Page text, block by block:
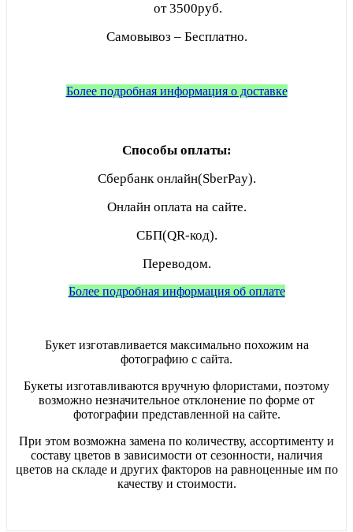
от 3500руб.
Самовывоз – Бесплатно.
Более подробная информация о доставке
Способы оплаты:
Сбербанк онлайн(SberPay).
Онлайн оплата на сайте.
СБП(QR-код).
Переводом.
Более подробная информация об оплате
Букет изготавливается максимально похожим на
фотографию с сайта.
Букеты изготавливаются вручную флористами, поэтому
возможно незначительное отклонение по форме от
фотографии представленной на сайте.
При этом возможна замена по количеству, ассортименту и
составу цветов в зависимости от сезонности, наличия
цветов на складе и других факторов на равноценные им по
качеству и стоимости.